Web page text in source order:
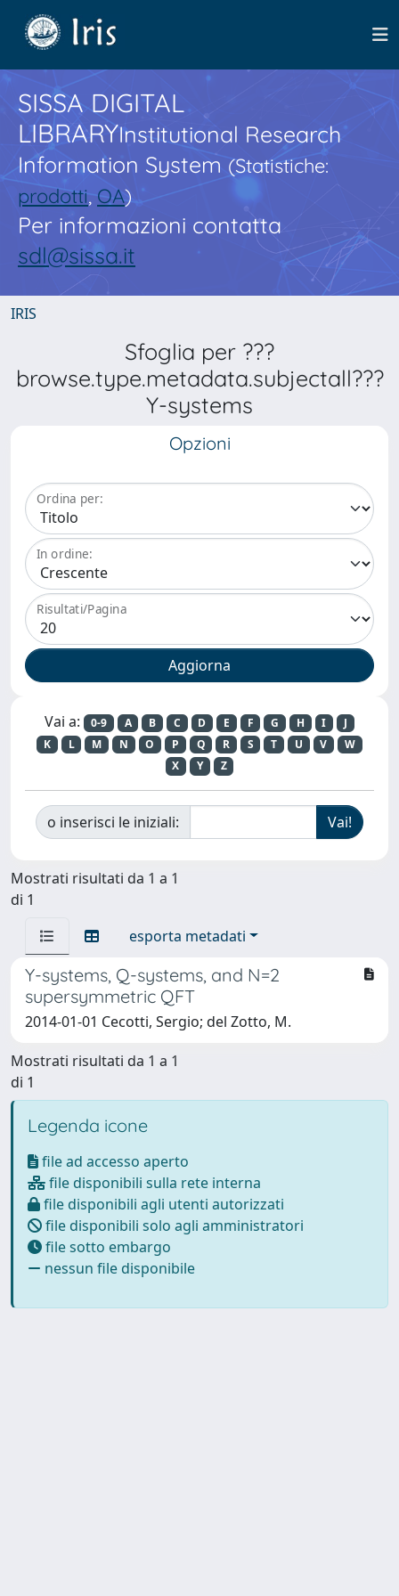
SISSA DIGITAL
LIBRARYInstitutional Research
Information System(Statistiche:
prodotti,OA)
Per informazioni contatta
sdl@sissa.it
IRIS
Sfoglia per ???
browse.type.metadata.subjectall???
Y-systems
Opzioni
Ordina per:
In ordine:
Risultati/Pagina
Vai a: 0-9 A B C D E F G H I
J
K
L M N O P Q R S T U V
W
X
Y Z
o inserisci le iniziali:
Mostrati risultati da 1 a 1
di 1
esporta metadati
Y-systems, Q-systems, and N=2
supersymmetric QFT
2014-01-01 Cecotti, Sergio; del Zotto, M.
Mostrati risultati da 1 a 1
di 1
Legenda icone
file ad accesso aperto
file disponibili sulla rete interna
file disponibili agli utenti autorizzati
file disponibili solo agli amministratori
file sotto embargo
nessun file disponibile